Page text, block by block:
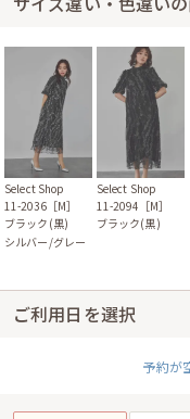
Select Shop
11-2036［M］
ブラック(黒)
シルバー/グレー
Select Shop
11-2094［M］
ブラック(黒)
ご利用日を選択
予約が